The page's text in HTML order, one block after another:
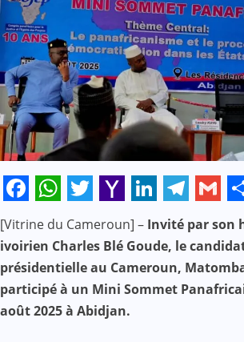
Facebook
WhatsApp
Twitter
Yahoo
Mail
LinkedIn
[Vitrine du Cameroun] – Invité par son
ivoirien Charles Blé Goude, le
présidentielle au Cameroun,
participé à un Mini Sommet
août 2025 à Abidjan.